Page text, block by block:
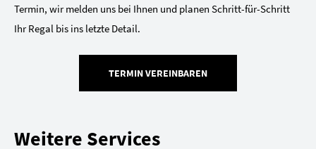
Termin, wir melden uns bei Ihnen und planen Schritt-für-Schritt
Ihr Regal bis ins letzte Detail.
TERMIN VEREINBAREN
Weitere Services